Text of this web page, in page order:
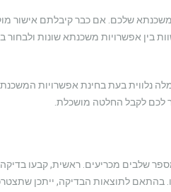
שלכם. אם כבר קיבלתם אישור
בין אפשרויות משכנתא שונות
נלווית בעת בחינת אפשרויות
לכם לקבל החלטה מושכלת.
שלבים מכריעים. ראשית, קבעו בדיקה
בהתאם לתוצאות הבדיקה, ייתכן